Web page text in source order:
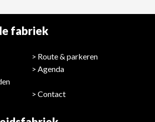
fabriek
Route & parkeren
Agenda
Contact